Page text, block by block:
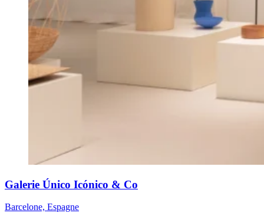
Galerie Único Icónico & Co
Barcelone, Espagne